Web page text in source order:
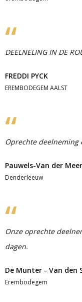
DEELNELING IN DE
FREDDI PYCK
EREMBODEGEM AALST
Oprechte deelneming
Pauwels-Van der
Denderleeuw
Onze oprechte
dagen.
De Munter - Van den
Erembodegem